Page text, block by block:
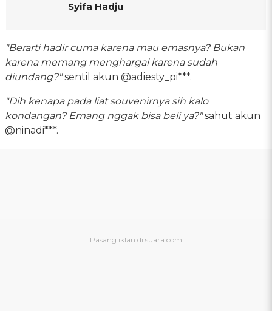
Syifa Hadju
"Berarti hadir cuma karena mau emasnya? Bukan
karena memang menghargai karena sudah
diundang?"sentil akun @adiesty_pi***.
"Dih kenapa pada liat souvenirnya sih kalo
kondangan? Emang nggak bisa beli ya?"sahut akun
@ninadi***.